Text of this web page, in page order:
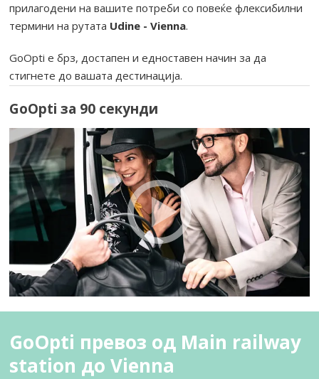
прилагодени на вашите потреби со повеќе флексибилни
термини на рутата Udine - Vienna.
GoOpti е брз, достапен и едноставен начин за да
стигнете до вашата дестинација.
GoOpti за 90 секунди
GoOpti превоз од Main railway
station до Vienna